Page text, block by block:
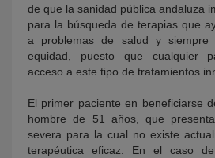
de que la sanidad pública andaluza
para la búsqueda de terapias que
a problemas de salud y siempre
equidad, puesto que cualquier
acceso a este tipo de tratamientos
El primer paciente en beneficiarse
hombre de 51 años, que
severa para la cual no existe
terapéutica eficaz. En el caso